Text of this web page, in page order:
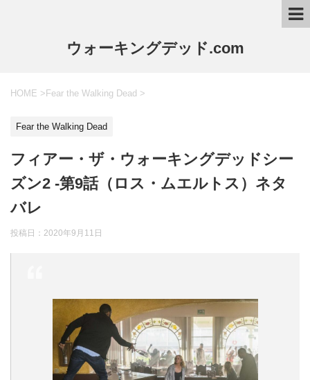
ウォーキングデッド.com
HOME > Fear the Walking Dead >
Fear the Walking Dead
フィアー・ザ・ウォーキングデッドシー
ズン2 -第9話（ロス・ムエルトス）ネタ
バレ
投稿日：2020年9月11日